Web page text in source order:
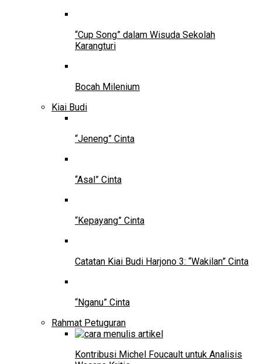
“Cup Song” dalam Wisuda Sekolah
Karangturi
Bocah Milenium
Kiai Budi
“Jeneng” Cinta
“Asal” Cinta
“Kepayang” Cinta
Catatan Kiai Budi Harjono 3: “Wakilan” Cinta
“Nganu” Cinta
Rahmat Petuguran
Kontribusi Michel Foucault untuk Analisis